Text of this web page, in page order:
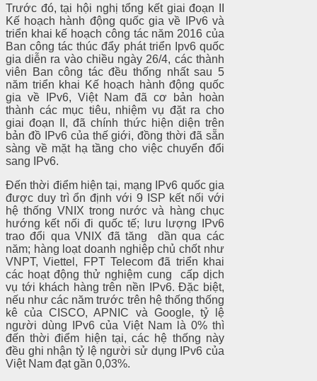
Trước đó, tại hội nghị tổng kết giai đoạn II
Kế hoạch hành động quốc gia về IPv6 và
triển khai kế hoạch công tác năm 2016 của
Ban công tác thúc đẩy phát triển Ipv6 quốc
gia diễn ra vào chiều ngày 26/4, các thành
viên Ban công tác đều thống nhất sau 5
năm triển khai Kế hoạch hành động quốc
gia về IPv6, Việt Nam đã cơ bản hoàn
thành các mục tiêu, nhiệm vụ đặt ra cho
giai đoạn II, đã chính thức hiện diện trên
bản đồ IPv6 của thế giới, đồng thời đã sẵn
sàng về mặt hạ tầng cho việc chuyển đổi
sang IPv6.
Đến thời điểm hiện tại, mạng IPv6 quốc gia
được duy trì ổn định với 9 ISP kết nối với
hệ thống VNIX trong nước và hàng chục
hướng kết nối đi quốc tế; lưu lượng IPv6
trao đổi qua VNIX đã tăng dần qua các
năm; hàng loạt doanh nghiệp chủ chốt như
VNPT, Viettel, FPT Telecom đã triển khai
các hoạt động thử nghiệm cung cấp dịch
vụ tới khách hàng trên nền IPv6. Đặc biệt,
nếu như các năm trước trên hệ thống thống
kê của CISCO, APNIC và Google, tỷ lệ
người dùng IPv6 của Việt Nam là 0% thì
đến thời điểm hiện tại, các hệ thống này
đều ghi nhận tỷ lệ người sử dụng IPv6 của
Việt Nam đạt gần 0,03%.